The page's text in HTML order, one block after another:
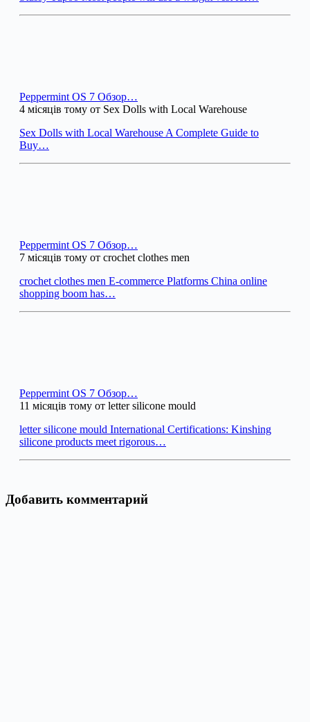
Peppermint OS 7 Обзор…
4 місяців тому от Sex Dolls with Local Warehouse
Sex Dolls with Local Warehouse A Complete Guide to
Buy…
Peppermint OS 7 Обзор…
7 місяців тому от crochet clothes men
crochet clothes men E-commerce Platforms China online
shopping boom has…
Peppermint OS 7 Обзор…
11 місяців тому от letter silicone mould
letter silicone mould International Certifications: Kinshing
silicone products meet rigorous…
Добавить комментарий